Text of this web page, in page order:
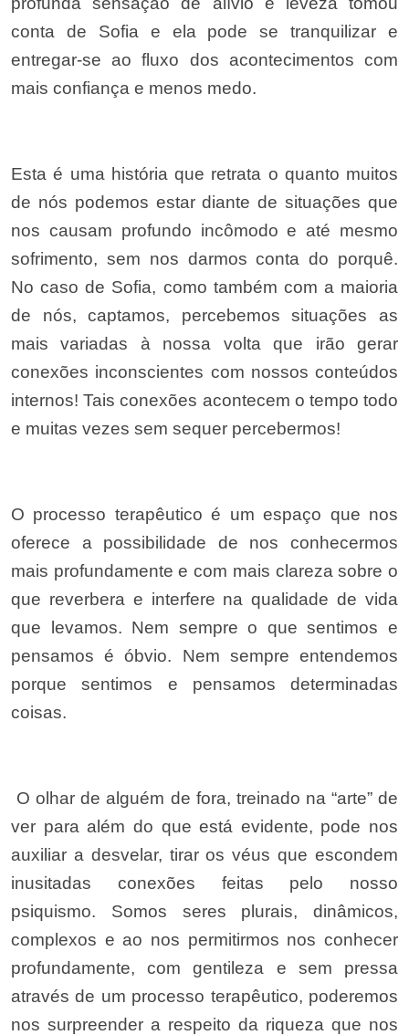
conta de Sofia e ela pode se tranquilizar e
entregar-se ao fluxo dos acontecimentos com
mais confiança e menos medo.
Esta é uma história que retrata o quanto muitos
de nós podemos estar diante de situações que
nos causam profundo incômodo e até mesmo
sofrimento, sem nos darmos conta do porquê.
No caso de Sofia, como também com a maioria
de nós, captamos, percebemos situações as
mais variadas à nossa volta que irão gerar
conexões inconscientes com nossos conteúdos
internos! Tais conexões acontecem o tempo todo
e muitas vezes sem sequer percebermos!
O processo terapêutico é um espaço que nos
oferece a possibilidade de nos conhecermos
mais profundamente e com mais clareza sobre o
que reverbera e interfere na qualidade de vida
que levamos. Nem sempre o que sentimos e
pensamos é óbvio. Nem sempre entendemos
porque sentimos e pensamos determinadas
coisas.
O olhar de alguém de fora, treinado na “arte” de
ver para além do que está evidente, pode nos
auxiliar a desvelar, tirar os véus que escondem
inusitadas conexões feitas pelo nosso
psiquismo. Somos seres plurais, dinâmicos,
complexos e ao nos permitirmos nos conhecer
profundamente, com gentileza e sem pressa
através de um processo terapêutico, poderemos
nos surpreender a respeito da riqueza que nos